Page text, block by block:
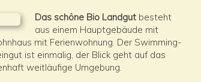
Das schöne Bio Landgut besteht
aus einem Hauptgebäude mit
mit Ferienwohnung. Der Swimming-
ist einmalig, der Blick geht auf das
weitläufige Umgebung.